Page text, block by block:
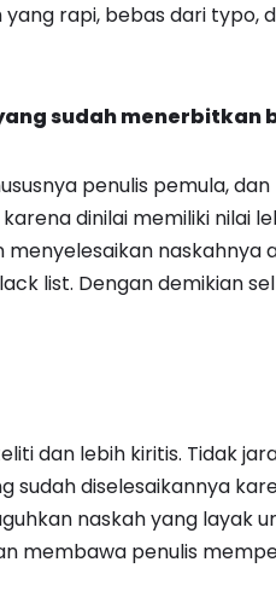
rapi, bebas dari typo,
sudah menerbitkan
penulis pemula,
dinilai memiliki nilai
naskahnya
list. Dengan demikian
dan lebih kiritis. Tidak
sudah diselesaikannya
naskah yang layak
membawa penulis